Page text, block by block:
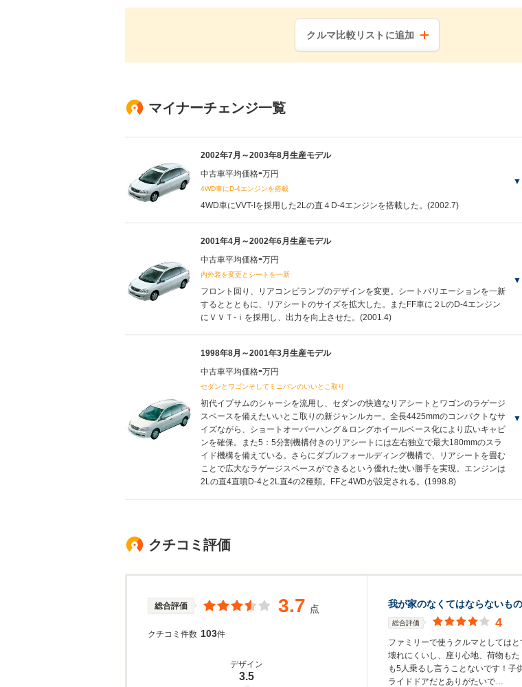
クルマ比較リストに追加
マイナーチェンジ一覧
2002年7月～2003年8月生産モデル
中古車平均価格-万円
4WD車にD-4エンジンを搭載
4WD車にVVT-Iを採用した2Lの直４D-4エンジンを搭載した。(2002.7)
▼
2001年4月～2002年6月生産モデル
中古車平均価格-万円
内外装を変更とシートを一新
フロント回り、リアコンビランプのデザインを変更。シートバリエーションを一新
するととともに、リアシートのサイズを拡大した。またFF車に２LのD-4エンジン
にＶＶＴ-ｉを採用し、出力を向上させた。(2001.4)
▼
1998年8月～2001年3月生産モデル
中古車平均価格-万円
セダンとワゴンそしてミニバンのいいとこ取り
初代イプサムのシャーシを流用し、セダンの快適なリアシートとワゴンのラゲージ
スペースを備えたいいとこ取りの新ジャンルカー。全長4425mmのコンパクトなサ
イズながら、ショートオーバーハング＆ロングホイールベース化により広いキャビ
ンを確保。また5：5分割機構付きのリアシートには左右独立で最大180mmのスラ
イド機構を備えている。さらにダブルフォールディング機構で、リアシートを畳む
ことで広大なラゲージスペースができるという優れた使い勝手を実現。エンジンは
2Lの直4直噴D-4と2L直4の2種類。FFと4WDが設定される。(1998.8)
▼
クチコミ評価
総合評価 3.7 点
クチコミ件数 103件
デザイン
3.5
我が家のなくてはならないもの
総合評価 4
ファミリーで使うクルマとしてはと
壊れにくいし、座り心地、荷物もた
も5人乗るし言うことないです！子
ライドドアだとありがたいで…